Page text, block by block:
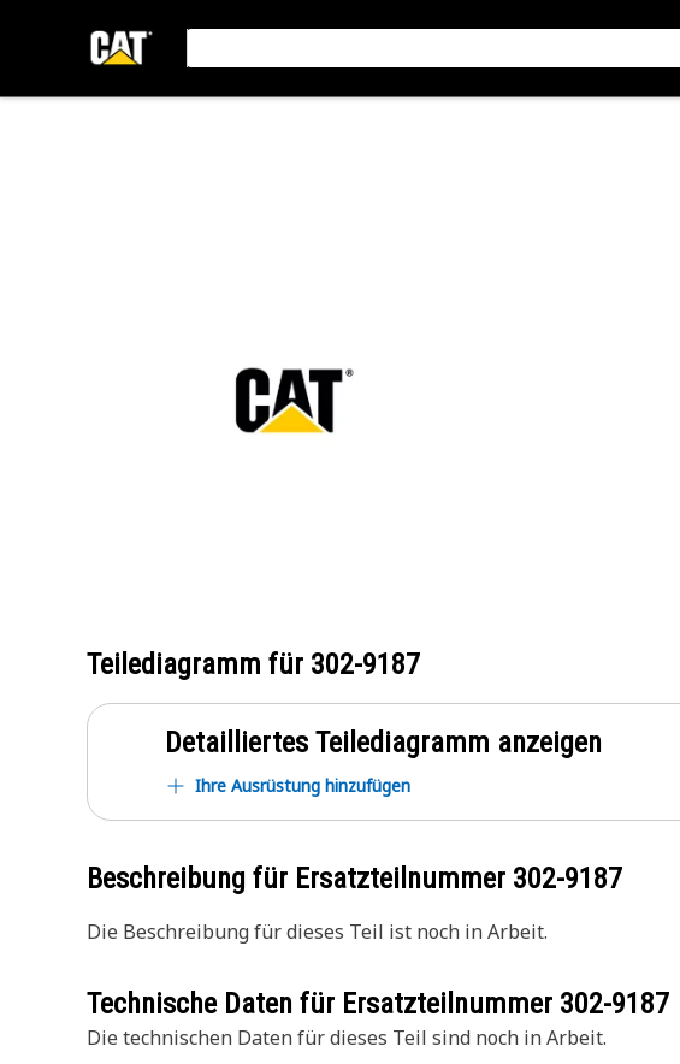
Teilediagramm für 302-9187
Detailliertes Teilediagramm anzeigen
Ihre Ausrüstung hinzufügen
Beschreibung für Ersatzteilnummer 302-9187
Die Beschreibung für dieses Teil ist noch in Arbeit.
Technische Daten für Ersatzteilnummer 302-9187
Die technischen Daten für dieses Teil sind noch in Arbeit.